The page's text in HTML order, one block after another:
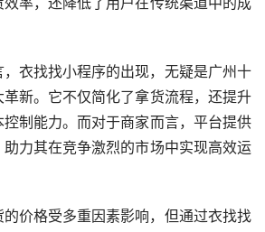
衣找找小程序的出现，无疑是广州十
新。它不仅简化了拿货流程，还提升
制能力。而对于商家而言，平台提供
力其在竞争激烈的市场中实现高效运
价格受多重因素影响，但通过衣找找